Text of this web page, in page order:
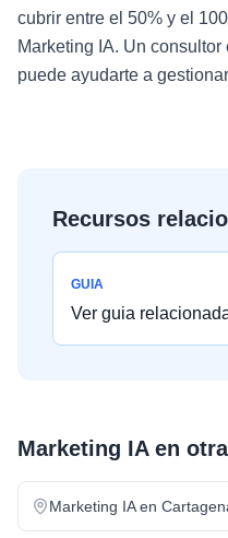
cubrir entre el 50% y el
Marketing IA. Un
puede ayudarte a
Recursos
GUIA
Ver guia
Marketing IAen
Marketing IAen